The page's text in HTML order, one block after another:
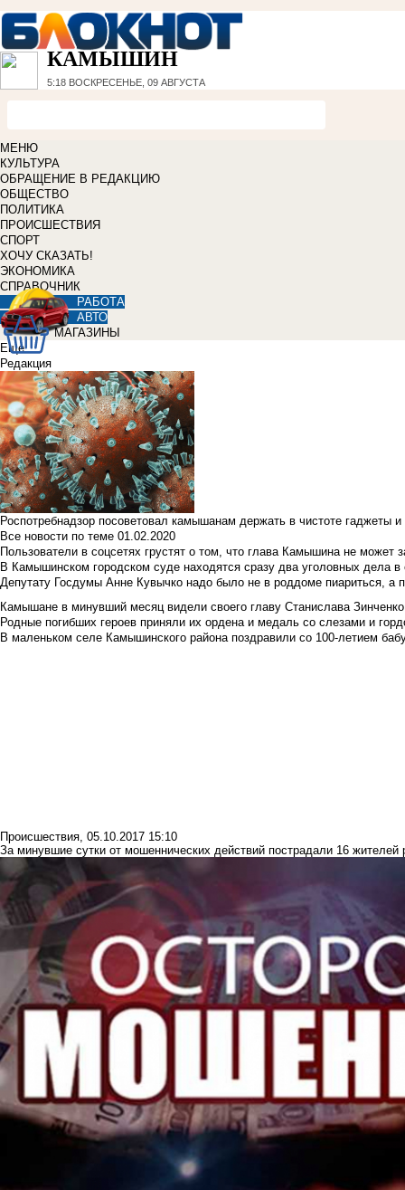
КАМЫШИН
5:18 ВОСКРЕСЕНЬЕ, 09 АВГУСТА
МЕНЮ
КУЛЬТУРА
ОБРАЩЕНИЕ В РЕДАКЦИЮ
ОБЩЕСТВО
ПОЛИТИКА
ПРОИСШЕСТВИЯ
СПОРТ
ХОЧУ СКАЗАТЬ!
ЭКОНОМИКА
СПРАВОЧНИК
РАБОТА
АВТО
МАГАЗИНЫ
Еще
Редакция
Роспотребнадзор посоветовал камышанам держать в чистоте гаджеты
Все новости по теме 01.02.2020
Пользователи в соцсетях грустят о том, что глава Камышина не может
В Камышинском городском суде находятся сразу два уголовных дела
Депутату Госдумы Анне Кувычко надо было не в роддоме пиариться, а
Камышане в минувший месяц видели своего главу Станислава Зинченко
Родные погибших героев приняли их ордена и медаль со слезами и
В маленьком селе Камышинского района поздравили со 100-летием
Происшествия, 05.10.2017 15:10
За минувшие сутки от мошеннических действий пострадали 16 жителей